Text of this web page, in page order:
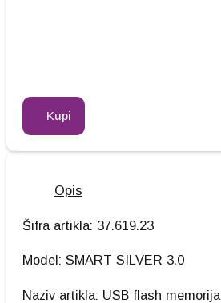
Kupi
Opis
Šifra artikla: 37.619.23
Model: SMART SILVER 3.0
Naziv artikla: USB flash memorija